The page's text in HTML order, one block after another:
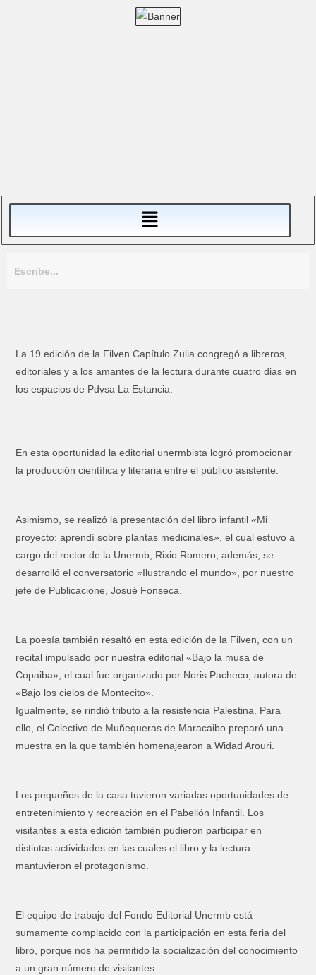
La 19 edición de la Filven Capítulo Zulia congregó a libreros,
editoriales y a los amantes de la lectura durante cuatro dias en
los espacios de Pdvsa La Estancia.
En esta oportunidad la editorial unermbista logró promocionar
la producción científica y literaria entre el público asistente.
Asimismo, se realizó la presentación del libro infantil «Mi
proyecto: aprendí sobre plantas medicinales», el cual estuvo a
cargo del rector de la Unermb, Rixio Romero; además, se
desarrolló el conversatorio «Ilustrando el mundo», por nuestro
jefe de Publicacione, Josué Fonseca.
La poesía también resaltó en esta edición de la Filven, con un
recital impulsado por nuestra editorial «Bajo la musa de
Copaiba», el cual fue organizado por Noris Pacheco, autora de
«Bajo los cielos de Montecito».
Igualmente, se rindió tributo a la resistencia Palestina. Para
ello, el Colectivo de Muñequeras de Maracaibo preparó una
muestra en la que también homenajearon a Widad Arouri.
Los pequeños de la casa tuvieron variadas oportunidades de
entretenimiento y recreación en el Pabellón Infantil. Los
visitantes a esta edición también pudieron participar en
distintas actividades en las cuales el libro y la lectura
mantuvieron el protagonismo.
El equipo de trabajo del Fondo Editorial Unermb está
sumamente complacido con la participación en esta feria del
libro, porque nos ha permitido la socialización del conocimiento
a un gran número de visitantes.